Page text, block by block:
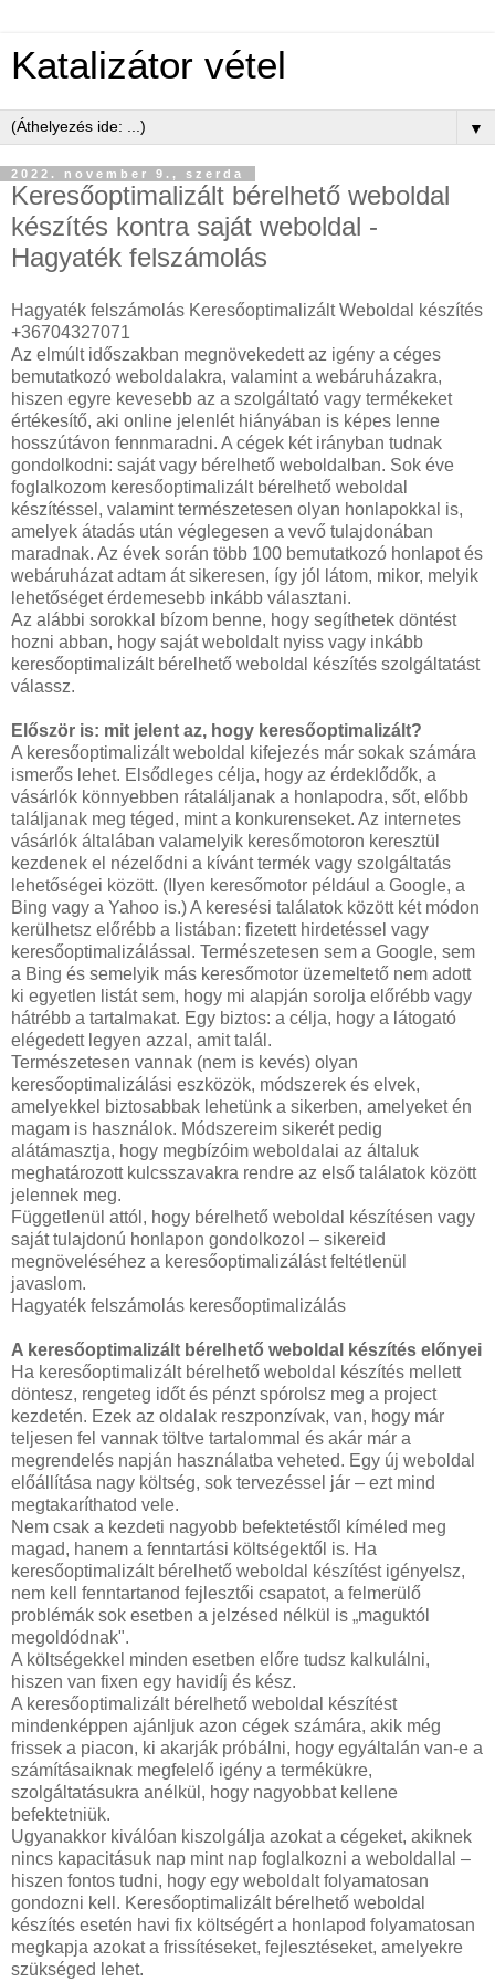
Katalizátor vétel
▼
2022. november 9., szerda
Keresőoptimalizált bérelhető weboldal
készítés kontra saját weboldal -
Hagyaték felszámolás
Hagyaték felszámolás Keresőoptimalizált Weboldal készítés
+36704327071
Az elmúlt időszakban megnövekedett az igény a céges
bemutatkozó weboldalakra, valamint a webáruházakra,
hiszen egyre kevesebb az a szolgáltató vagy termékeket
értékesítő, aki online jelenlét hiányában is képes lenne
hosszútávon fennmaradni. A cégek két irányban tudnak
gondolkodni: saját vagy bérelhető weboldalban. Sok éve
foglalkozom keresőoptimalizált bérelhető weboldal
készítéssel, valamint természetesen olyan honlapokkal is,
amelyek átadás után véglegesen a vevő tulajdonában
maradnak. Az évek során több 100 bemutatkozó honlapot és
webáruházat adtam át sikeresen, így jól látom, mikor, melyik
lehetőséget érdemesebb inkább választani.
Az alábbi sorokkal bízom benne, hogy segíthetek döntést
hozni abban, hogy saját weboldalt nyiss vagy inkább
keresőoptimalizált bérelhető weboldal készítés szolgáltatást
válassz.
Először is: mit jelent az, hogy keresőoptimalizált?
A keresőoptimalizált weboldal kifejezés már sokak számára
ismerős lehet. Elsődleges célja, hogy az érdeklődők, a
vásárlók könnyebben rátaláljanak a honlapodra, sőt, előbb
találjanak meg téged, mint a konkurenseket. Az internetes
vásárlók általában valamelyik keresőmotoron keresztül
kezdenek el nézelődni a kívánt termék vagy szolgáltatás
lehetőségei között. (Ilyen keresőmotor például a Google, a
Bing vagy a Yahoo is.) A keresési találatok között két módon
kerülhetsz előrébb a listában: fizetett hirdetéssel vagy
keresőoptimalizálással. Természetesen sem a Google, sem
a Bing és semelyik más keresőmotor üzemeltető nem adott
ki egyetlen listát sem, hogy mi alapján sorolja előrébb vagy
hátrébb a tartalmakat. Egy biztos: a célja, hogy a látogató
elégedett legyen azzal, amit talál.
Természetesen vannak (nem is kevés) olyan
keresőoptimalizálási eszközök, módszerek és elvek,
amelyekkel biztosabbak lehetünk a sikerben, amelyeket én
magam is használok. Módszereim sikerét pedig
alátámasztja, hogy megbízóim weboldalai az általuk
meghatározott kulcsszavakra rendre az első találatok között
jelennek meg.
Függetlenül attól, hogy bérelhető weboldal készítésen vagy
saját tulajdonú honlapon gondolkozol – sikereid
megnöveléséhez a keresőoptimalizálást feltétlenül
javaslom.
Hagyaték felszámolás keresőoptimalizálás
A keresőoptimalizált bérelhető weboldal készítés előnyei
Ha keresőoptimalizált bérelhető weboldal készítés mellett
döntesz, rengeteg időt és pénzt spórolsz meg a project
kezdetén. Ezek az oldalak reszponzívak, van, hogy már
teljesen fel vannak töltve tartalommal és akár már a
megrendelés napján használatba veheted. Egy új weboldal
előállítása nagy költség, sok tervezéssel jár – ezt mind
megtakaríthatod vele.
Nem csak a kezdeti nagyobb befektetéstől kíméled meg
magad, hanem a fenntartási költségektől is. Ha
keresőoptimalizált bérelhető weboldal készítést igényelsz,
nem kell fenntartanod fejlesztői csapatot, a felmerülő
problémák sok esetben a jelzésed nélkül is „maguktól
megoldódnak".
A költségekkel minden esetben előre tudsz kalkulálni,
hiszen van fixen egy havidíj és kész.
A keresőoptimalizált bérelhető weboldal készítést
mindenképpen ajánljuk azon cégek számára, akik még
frissek a piacon, ki akarják próbálni, hogy egyáltalán van-e a
számításaiknak megfelelő igény a termékükre,
szolgáltatásukra anélkül, hogy nagyobbat kellene
befektetniük.
Ugyanakkor kiválóan kiszolgálja azokat a cégeket, akiknek
nincs kapacitásuk nap mint nap foglalkozni a weboldallal –
hiszen fontos tudni, hogy egy weboldalt folyamatosan
gondozni kell. Keresőoptimalizált bérelhető weboldal
készítés esetén havi fix költségért a honlapod folyamatosan
megkapja azokat a frissítéseket, fejlesztéseket, amelyekre
szükséged lehet.